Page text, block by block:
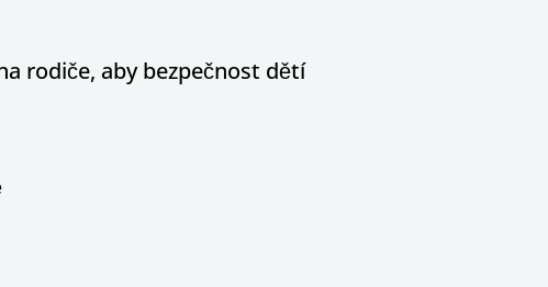
rodiče, aby bezpečnost dětí